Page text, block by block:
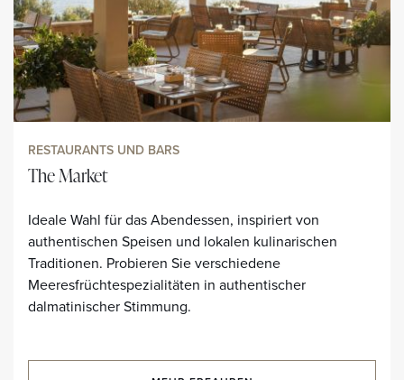
RESTAURANTS UND BARS
The Market
Ideale Wahl für das Abendessen, inspiriert von
authentischen Speisen und lokalen kulinarischen
Traditionen. Probieren Sie verschiedene
Meeresfrüchtespezialitäten in authentischer
dalmatinischer Stimmung.